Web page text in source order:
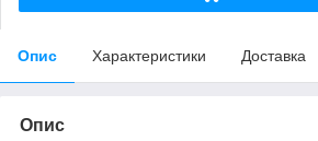
Опис Характеристики Доставка
Опис